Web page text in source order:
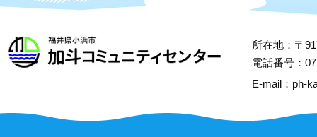
所在地：〒
電話番号：
E-mail：ph-